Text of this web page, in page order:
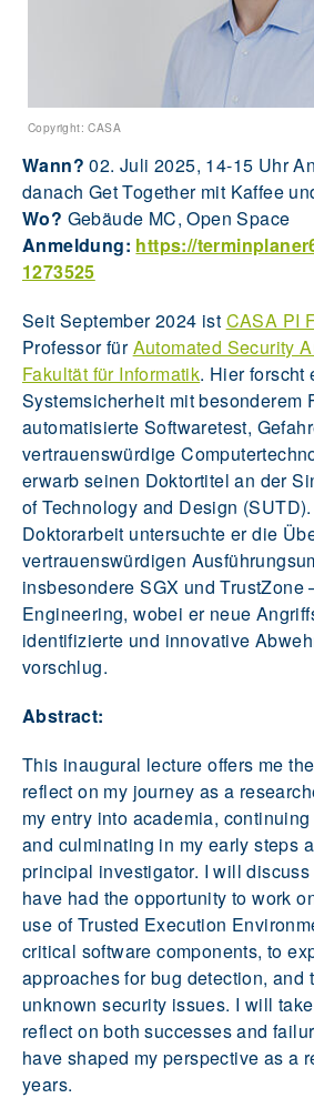
Copyright: CASA
Wann? 02. Juli 2025, 14-15 Uhr
danach Get Together mit Kaffee
Wo? Gebäude MC, Open Space
Anmeldung: https://
1273525
Seit September 2024 ist CASA PI
Professor fürAutomated Security
Fakultät für Informatik. Hier forscht
Systemsicherheit mit besonderem
automatisierte Softwaretest,
vertrauenswürdige
erwarb seinen Doktortitel an der
of Technology and Design
Doktorarbeit untersuchte er die
vertrauenswürdigen
insbesondere SGX und TrustZone
Engineering, wobei er neue
identifizierte und innovative
vorschlug.
Abstract:
This inaugural lecture offers me
reflect on my journey as a
my entry into academia,
and culminating in my early steps
principal investigator. I will
have had the opportunity to work
use of Trusted Execution
critical software components, to
approaches for bug detection, and
unknown security issues. I will
reflect on both successes and
have shaped my perspective as a
years.